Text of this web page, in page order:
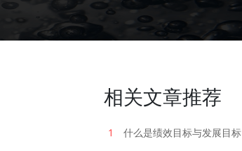
相关文章推荐
1
什么是绩效目标与发展目标